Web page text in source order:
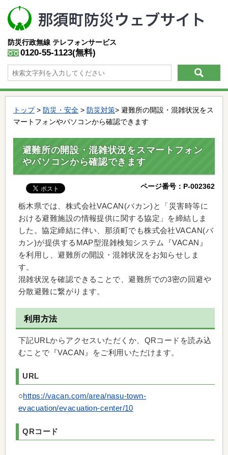
防災行政無線 テレフォンサービス
0120-55-1123(無料)
トップ> 防災・安全 > 防災対策> 避難所の開設・混雑状況をス
マートフォンやパソコンから確認できます
避難所の開設・混雑状況をスマートフォン
やパソコンから確認できます
ページ番号：P-002362
栃木県では、株式会社VACAN(バカン)と「災害時等に
おける避難施設の情報提供に関する協定」を締結しま
した。協定締結に伴い、那須町でも株式会社VACAN(バ
カン)が提供するMAP型混雑検知システム『VACAN』
を利用し、避難所の開設・混雑状況をお知らせしま
す。
混雑状況を確認できることで、避難所での3密の回避や
分散避難に繋がります。
利用方法
下記URLからアクセスいただくか、QRコードを読み込
むことで『VACAN』をご利用いただけます。
URL
○https://vacan.com/area/nasu-town-
evacuation/evacuation-center/10
QRコード